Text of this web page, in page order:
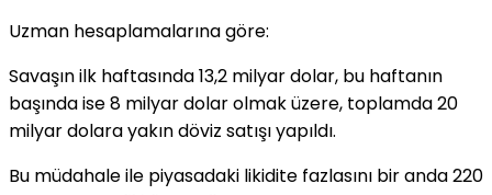
Uzman hesaplamalarına göre:
Savaşın ilk haftasında 13,2 milyar dolar, bu haftanın
başında ise 8 milyar dolar olmak üzere, toplamda 20
milyar dolara yakın döviz satışı yapıldı.
Bu müdahale ile piyasadaki likidite fazlasını bir anda 220